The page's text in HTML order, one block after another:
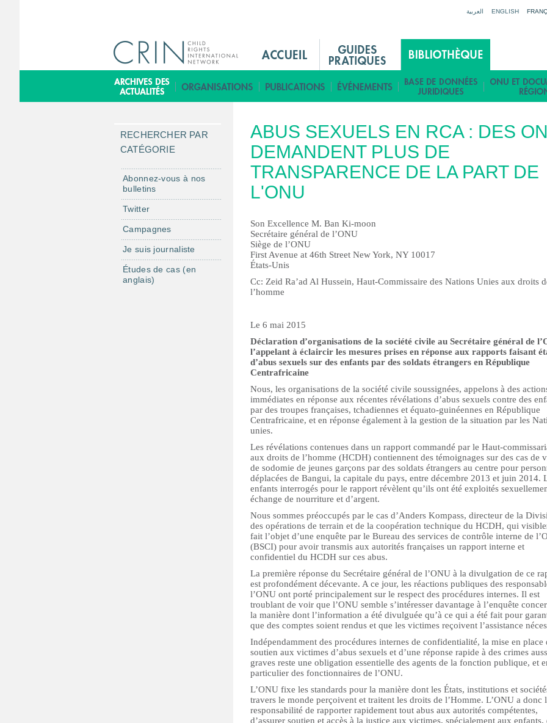
العربية ENGLISH
i
n
e
n
u
F
i
ABUS SEXUELS EN RCA : DES
DEMANDENT PLUS DE
TRANSPARENCE DE LA PART DE
L'ONU
Son Excellence M. Ban Ki-moon
Secrétaire général de l’ONU
Siège de l’ONU
First Avenue at 46th Street New York, NY 10017
États-Unis
Cc: Zeid Ra’ad Al Hussein, Haut-Commissaire des Nations Unies aux droits
l’homme
Le 6 mai 2015
Déclaration d’organisations de la société civile au Secrétaire général de
l’appelant à éclaircir les mesures prises en réponse aux rapports faisant
d’abus sexuels sur des enfants par des soldats étrangers en République
Centrafricaine
Nous, les organisations de la société civile soussignées, appelons à des
immédiates en réponse aux récentes révélations d’abus sexuels contre des
par des troupes françaises, tchadiennes et équato-guinéennes en République
Centrafricaine, et en réponse également à la gestion de la situation par les
unies.
Les révélations contenues dans un rapport commandé par le Haut-
aux droits de l’homme (HCDH) contiennent des témoignages sur des cas de
de sodomie de jeunes garçons par des soldats étrangers au centre pour
déplacées de Bangui, la capitale du pays, entre décembre 2013 et juin 2014.
enfants interrogés pour le rapport révèlent qu’ils ont été exploités
échange de nourriture et d’argent.
Nous sommes préoccupés par le cas d’Anders Kompass, directeur de la
des opérations de terrain et de la coopération technique du HCDH, qui
fait l’objet d’une enquête par le Bureau des services de contrôle interne de
(BSCI) pour avoir transmis aux autorités françaises un rapport interne et
confidentiel du HCDH sur ces abus.
La première réponse du Secrétaire général de l’ONU à la divulgation de ce
est profondément décevante. A ce jour, les réactions publiques des
l’ONU ont porté principalement sur le respect des procédures internes. Il est
troublant de voir que l’ONU semble s’intéresser davantage à l’enquête
la manière dont l’information a été divulguée qu’à ce qui a été fait pour
que des comptes soient rendus et que les victimes reçoivent l’assistance
Indépendamment des procédures internes de confidentialité, la mise en place
soutien aux victimes d’abus sexuels et d’une réponse rapide à des crimes
graves reste une obligation essentielle des agents de la fonction publique, et
particulier des fonctionnaires de l’ONU.
L’ONU fixe les standards pour la manière dont les États, institutions et
travers le monde perçoivent et traitent les droits de l’Homme. L’ONU a donc
responsabilité de rapporter rapidement tout abus aux autorités compétentes,
d’assurer soutien et accès à la justice aux victimes, spécialement aux enfants,
RECHERCHER PAR
CATÉGORIE
Abonnez-vous à nos
bulletins
Twitter
Campagnes
Je suis journaliste
Études de cas (en
anglais)